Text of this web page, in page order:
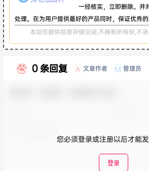
一经核实，立即删除。并
处理。在为用户提供最好的产品同时，保证优秀的
本站仅提供信息存储空间,不拥有所有权,不承
0 条回复 A 文章作者 M 管理员
您必须登录或注册以后才能
登录